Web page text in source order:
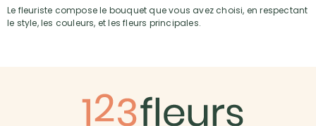
Le fleuriste compose le bouquet que vous avez choisi, en respectant
le style, les couleurs, et les fleurs principales.